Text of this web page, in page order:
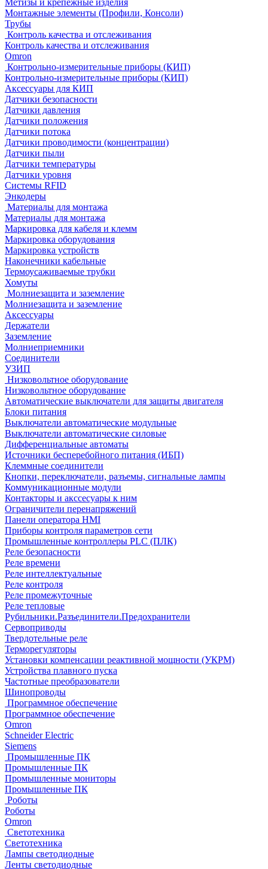
Метизы и крепежные изделия
Монтажные элементы (Профили, Консоли)
Трубы
Контроль качества и отслеживания
Контроль качества и отслеживания
Omron
Контрольно-измерительные приборы (КИП)
Контрольно-измерительные приборы (КИП)
Аксессуары для КИП
Датчики безопасности
Датчики давления
Датчики положения
Датчики потока
Датчики проводимости (концентрации)
Датчики пыли
Датчики температуры
Датчики уровня
Системы RFID
Энкодеры
Материалы для монтажа
Материалы для монтажа
Маркировка для кабеля и клемм
Маркировка оборудования
Маркировка устройств
Наконечники кабельные
Термоусаживаемые трубки
Хомуты
Молниезащита и заземление
Молниезащита и заземление
Аксессуары
Держатели
Заземление
Молниеприемники
Соединители
УЗИП
Низковольтное оборудование
Низковольтное оборудование
Автоматические выключатели для защиты двигателя
Блоки питания
Выключатели автоматические модульные
Выключатели автоматические силовые
Дифференциальные автоматы
Источники бесперебойного питания (ИБП)
Клеммные соединители
Кнопки, переключатели, разъемы, сигнальные лампы
Коммуникационные модули
Контакторы и акссесуары к ним
Ограничители перенапряжений
Панели оператора HMI
Приборы контроля параметров сети
Промышленные контроллеры PLC (ПЛК)
Реле безопасности
Реле времени
Реле интеллектуальные
Реле контроля
Реле промежуточные
Реле тепловые
Рубильники.Разъединители.Предохранители
Сервоприводы
Твердотельные реле
Терморегуляторы
Установки компенсации реактивной мощности (УКРМ)
Устройства плавного пуска
Частотные преобразователи
Шинопроводы
Программное обеспечение
Программное обеспечение
Omron
Schneider Electric
Siemens
Промышленные ПК
Промышленные ПК
Промышленные мониторы
Промышленные ПК
Роботы
Роботы
Omron
Светотехника
Светотехника
Лампы светодиодные
Ленты светодиодные